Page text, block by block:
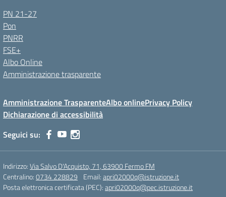
PN 21-27
Pon
PNRR
FSE+
Albo Online
Amministrazione trasparente
Amministrazione TrasparenteAlbo onlinePrivacy Policy
Dichiarazione di accessibilità
Seguici su:
Indirizzo:Via Salvo D'Acquisto, 71, 63900 Fermo FM
Centralino:0734 228829 Email:apri02000q@istruzione.it
Posta elettronica certificata (PEC):apri02000q@pec.istruzione.it